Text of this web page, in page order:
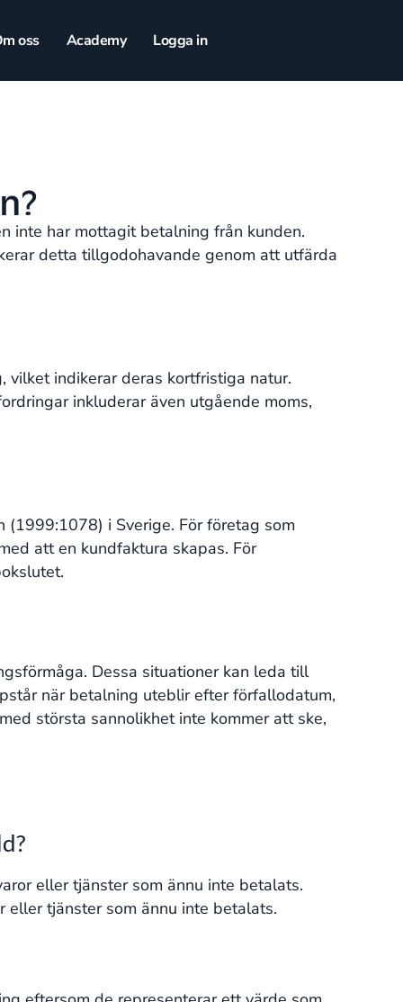
oss Academy Logga in
inte har mottagit betalning från kunden.
detta tillgodohavande genom att utfärda
indikerar deras kortfristiga natur.
inkluderar även utgående moms,
i Sverige. För företag som
att en kundfaktura skapas. För
Dessa situationer kan leda till
när betalning uteblir efter förfallodatum,
största sannolikhet inte kommer att ske,
eller tjänster som ännu inte betalats.
tjänster som ännu inte betalats.